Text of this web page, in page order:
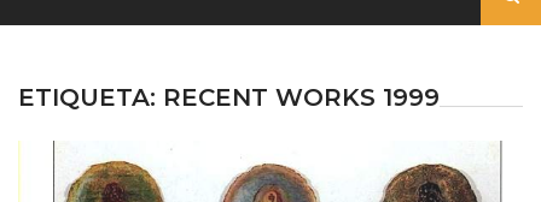
ETIQUETA: RECENT WORKS 1999